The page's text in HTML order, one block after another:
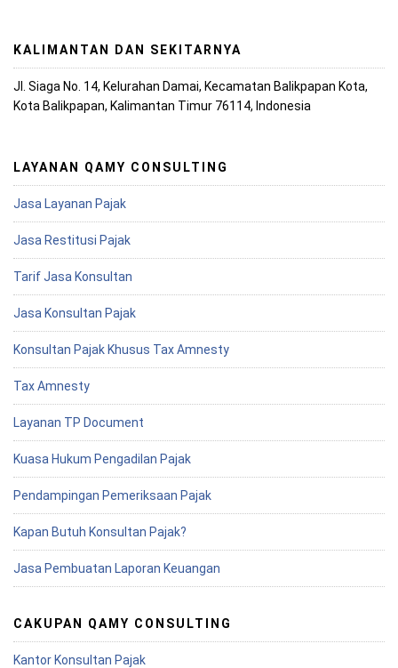
KALIMANTAN DAN SEKITARNYA
Jl. Siaga No. 14, Kelurahan Damai, Kecamatan Balikpapan Kota,
Kota Balikpapan, Kalimantan Timur 76114, Indonesia
LAYANAN QAMY CONSULTING
Jasa Layanan Pajak
Jasa Restitusi Pajak
Tarif Jasa Konsultan
Jasa Konsultan Pajak
Konsultan Pajak Khusus Tax Amnesty
Tax Amnesty
Layanan TP Document
Kuasa Hukum Pengadilan Pajak
Pendampingan Pemeriksaan Pajak
Kapan Butuh Konsultan Pajak?
Jasa Pembuatan Laporan Keuangan
CAKUPAN QAMY CONSULTING
Kantor Konsultan Pajak